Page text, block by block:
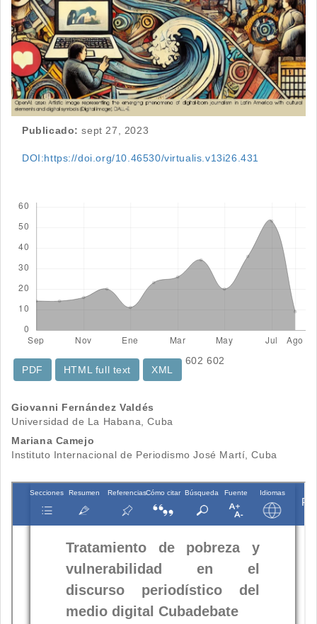
Publicado: sept 27, 2023
DOI:https://doi.org/10.46530/virtualis.v13i26.431
602
PDF
602
HTML full text
XML
Contenido
principal
del
artículo
Giovanni Fernández Valdés
Universidad de La Habana, Cuba
Mariana Camejo
Instituto Internacional de Periodismo José Martí, Cuba